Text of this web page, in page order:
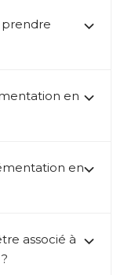
en
en
associé à